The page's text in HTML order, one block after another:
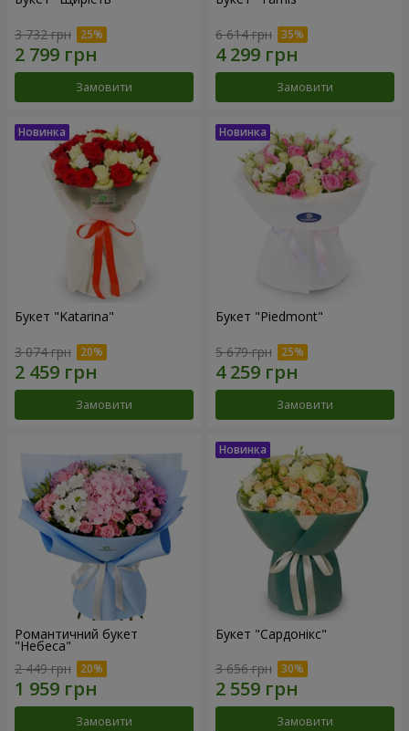
3 732 грн
Замовити
6 614 грн
Замовити
Букет "Katarina"
3 074 грн
Замовити
Букет "Piedmont"
5 679 грн
Замовити
Романтичний букет
"Небеса"
2 449 грн
Замовити
Букет "Сардонікс"
3 656 грн
Замовити